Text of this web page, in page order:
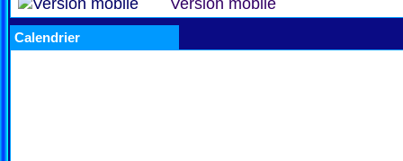
Version mobile
Calendrier